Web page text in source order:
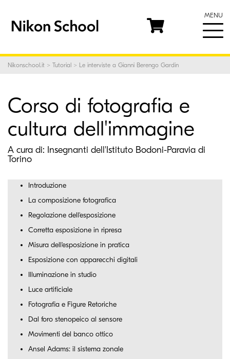
MENU
Nikonschool.it > Tutorial > Le interviste a Gianni Berengo Gardin
Corso di fotografia e
cultura dell'immagine
A cura di: Insegnanti dell'Istituto Bodoni-Paravia di
Torino
Introduzione
La composizione fotografica
Regolazione dell'esposizione
Corretta esposizione in ripresa
Misura dell'esposizione in pratica
Esposizione con apparecchi digitali
Illuminazione in studio
Luce artificiale
Fotografia e Figure Retoriche
Dal foro stenopeico al sensore
Movimenti del banco ottico
Ansel Adams: il sistema zonale